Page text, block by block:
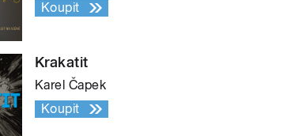
Koupit
Krakatit
Karel Čapek
Koupit